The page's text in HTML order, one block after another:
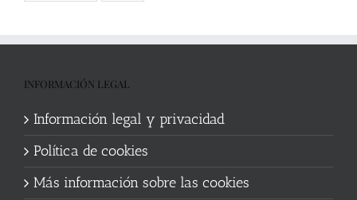
INFORMACIÓN LEGAL
Información legal y privacidad
Política de cookies
Más información sobre las cookies